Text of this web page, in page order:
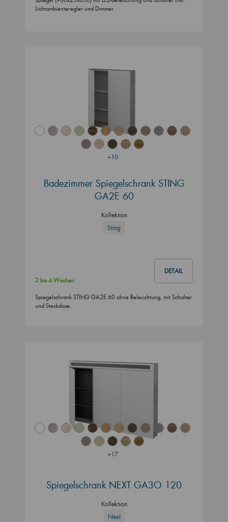
Lichtambienteregler und Dimmer
+10
Badezimmer Spiegelschrank STING
GA2E 60
Kollektion
Sting
DETAIL
2 bis 4 Wochen
Spiegelschrank STING GA2E 60 ohne Beleuchtung, mit Schalter
und Steckdose.
+17
Spiegelschrank NEXT GA3O 120
Kollektion
Next